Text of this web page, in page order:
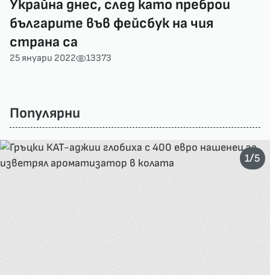
Украйна днес, след като преброи
българите във фейсбук на чия
страна са
25 януари 2022 13373
Популярни
1/5